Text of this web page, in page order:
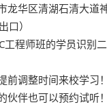
龙华区清湖石清大道
口）
工程师班的学员识别
前调整时间来校学习！
伙伴也可以预约试听！